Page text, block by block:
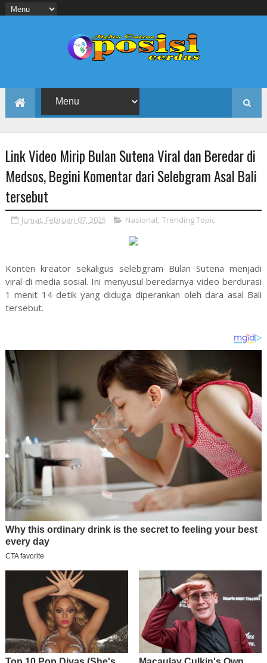
Link Video Mirip Bulan Sutena Viral dan Beredar di
Medsos, Begini Komentar dari Selebgram Asal Bali
tersebut
Jumat, Februari 07, 2025 Nasional, Trending Topic
Konten kreator sekaligus selebgram Bulan Sutena menjadi
viral di media sosial. Ini menyusul beredarnya video berdurasi
1 menit 14 detik yang diduga diperankan oleh dara asal Bali
tersebut.